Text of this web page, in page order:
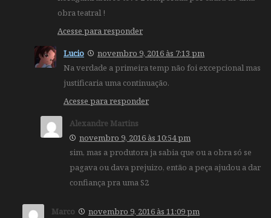
obra teatral !
Acesse para responder
Lucio
novembro 9, 2016 às 7:13 pm
Na verdade a primeira temp não foi excepcional mas
justificaria uma continuação.
Acesse para responder
Alexandre Martins
novembro 9, 2016 às 10:54 pm
sim, mas a produtora ja sabia que ou a obra só se
pagava ou dava prejuizo, então a peça ajudou a dar
confiança pra uma S2
Marco
novembro 9, 2016 às 11:09 pm